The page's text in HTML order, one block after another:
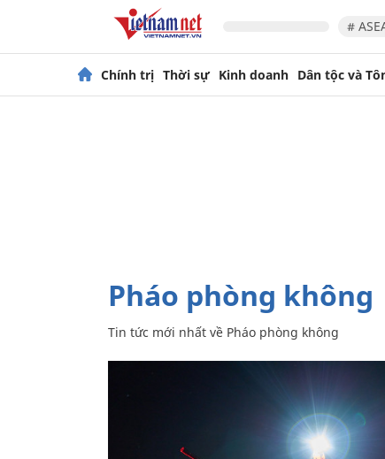
#
Chính trị Thời sự Kinh doanh Dân tộc và
Pháo phòng không
Tin tức mới nhất về Pháo phòng không